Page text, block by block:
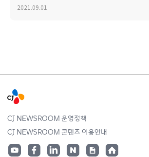
2021.09.01
CJ NEWSROOM 운영정책
CJ NEWSROOM 콘텐츠 이용안내